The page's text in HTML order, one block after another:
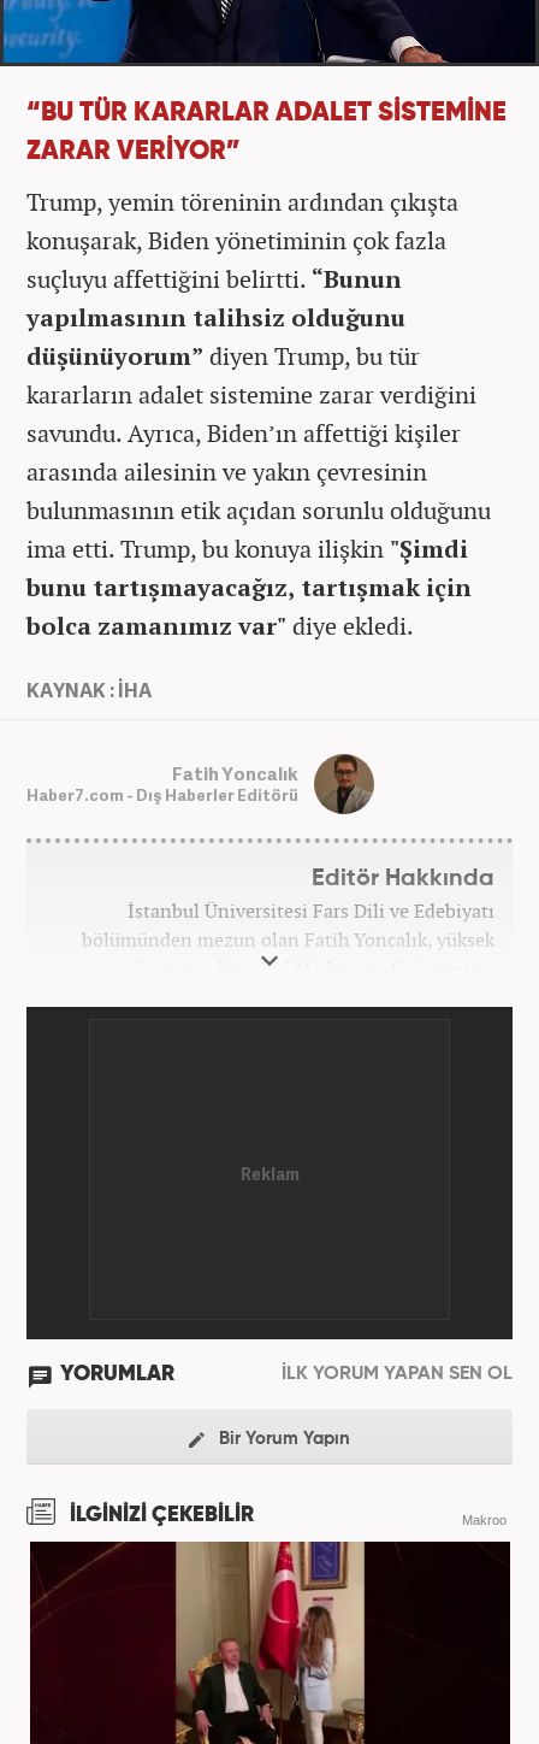
“BU TÜR KARARLAR ADALET SİSTEMİNE
ZARAR VERİYOR”
Trump, yemin töreninin ardından çıkışta
konuşarak, Biden yönetiminin çok fazla
suçluyu affettiğini belirtti. “Bunun
yapılmasının talihsiz olduğunu
düşünüyorum” diyen Trump, bu tür
kararların adalet sistemine zarar verdiğini
savundu. Ayrıca, Biden’ın affettiği kişiler
arasında ailesinin ve yakın çevresinin
bulunmasının etik açıdan sorunlu olduğunu
ima etti. Trump, bu konuya ilişkin "Şimdi
bunu tartışmayacağız, tartışmak için
bolca zamanımız var" diye ekledi.
KAYNAK : İHA
Fatih Yoncalık
Haber7.com - Dış Haberler Editörü
Editör Hakkında
İstanbul Üniversitesi Fars Dili ve Edebiyatı
bölümünden mezun olan Fatih Yoncalık, yüksek
lisansını İstanbul Medeniyet Üniversitesi
AKŞAM Gazetesi’nde başlayan Yoncalık, Eylül
YORUMLAR İLK YORUM YAPAN SEN OL
Bir Yorum Yapın
İLGİNİZİ ÇEKEBİLİR Makroo